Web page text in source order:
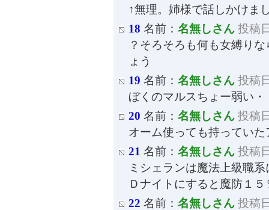
↑無理。姉様で話しかけま
18 名前： 名無しさん 投稿
？そろそろも何も女縛り
ょう
19 名前： 名無しさん 投稿
ぼくのマルスちょー弱い・
20 名前： 名無しさん 投稿
オーム使っても持ってい
21 名前： 名無しさん 投稿
ミシェランは魔法上級職
Ｄナイトにすると魔防１
22 名前： 名無しさん 投稿